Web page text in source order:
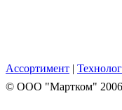
Ассортимент |
© OOO "Мартком"